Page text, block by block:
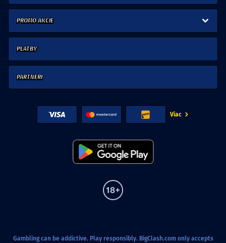
PROMO AKCIE
PLATBY
PARTNERI
Viac
Gambling can be addictive. Play responsibly. BigClash.com only accepts